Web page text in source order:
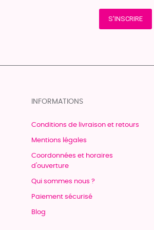
S'INSCRIRE
INFORMATIONS
Conditions de livraison et retours
Mentions légales
Coordonnées et horaires
d'ouverture
Qui sommes nous ?
Paiement sécurisé
Blog